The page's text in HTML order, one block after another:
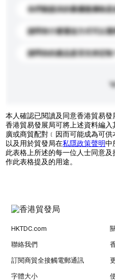
你們能提供的最優惠價格是
請問有什麼運送方式可以選
請問你的產品是否支持定制
本人確認已閱讀及同意香港貿易發
香港貿易發展局可將上述資料編
廣或商貿配對﹝因而可能成為可
以及用於貿發局在私隱政策聲明中
此表格上所述的每一位人士同意
作此表格提及的用途。
HKTDC.com
聯絡我們
訂閱商貿全接觸電郵通訊
字體大小